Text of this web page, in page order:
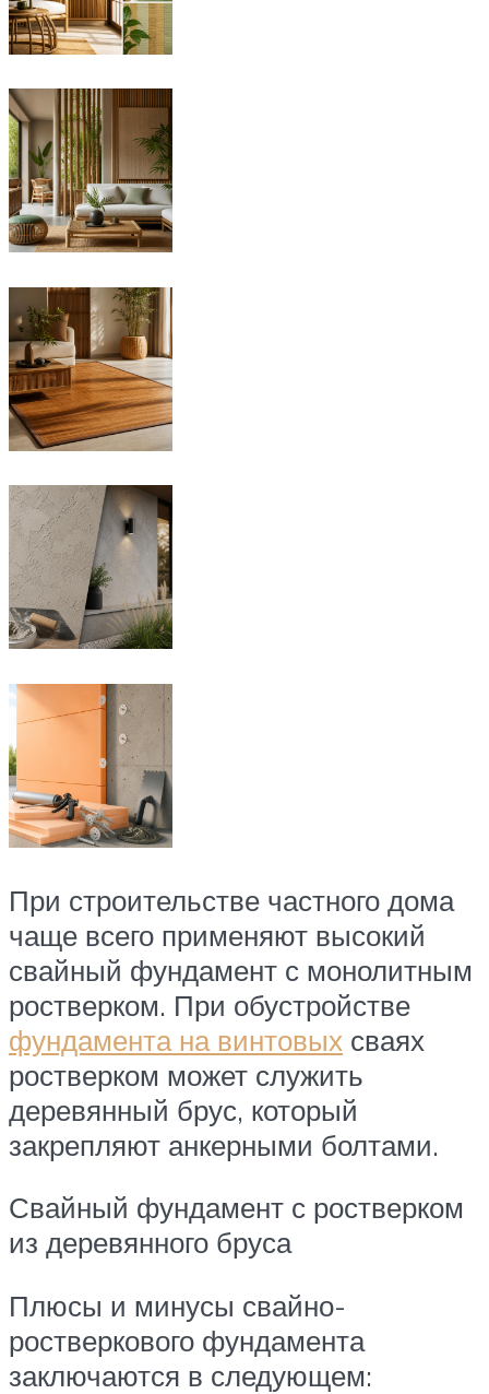
При строительстве частного дома
чаще всего применяют высокий
свайный фундамент с монолитным
ростверком. При обустройстве
фундамента на винтовых сваях
ростверком может служить
деревянный брус, который
закрепляют анкерными болтами.
Свайный фундамент с ростверком
из деревянного бруса
Плюсы и минусы свайно-
ростверкового фундамента
заключаются в следующем: